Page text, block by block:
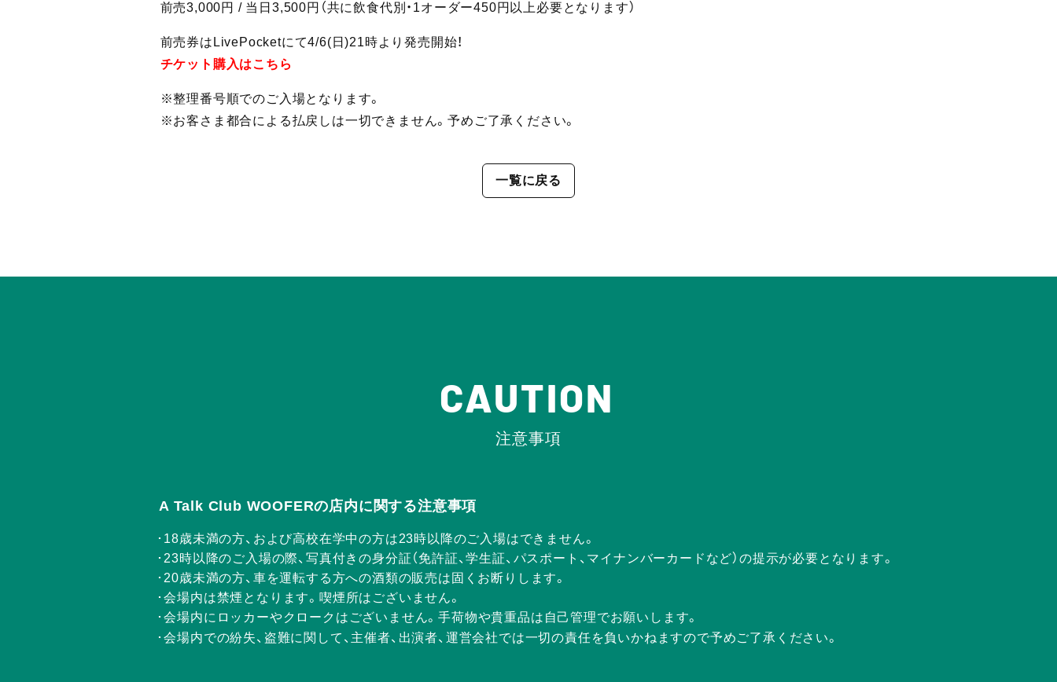
前売3,000円 / 当日3,500円（共に飲食代別・1オーダー450円以上必要となります）
前売券はLivePocketにて4/6(日)21時より発売開始！
チケット購入はこちら
※整理番号順でのご入場となります。
※お客さま都合による払戻しは一切できません。予めご了承ください。
一覧に戻る
CAUTION
注意事項
A Talk Club WOOFERの店内に関する注意事項
18歳未満の方、および高校在学中の方は23時以降のご入場はできません。
23時以降のご入場の際、写真付きの身分証（免許証、学生証、パスポート、マイナンバーカードなど）の提示が必要となります。
20歳未満の方、車を運転する方への酒類の販売は固くお断りします。
会場内は禁煙となります。喫煙所はございません。
会場内にロッカーやクロークはございません。手荷物や貴重品は自己管理でお願いします。
会場内での紛失、盗難に関して、主催者、出演者、運営会社では一切の責任を負いかねますので予めご了承ください。